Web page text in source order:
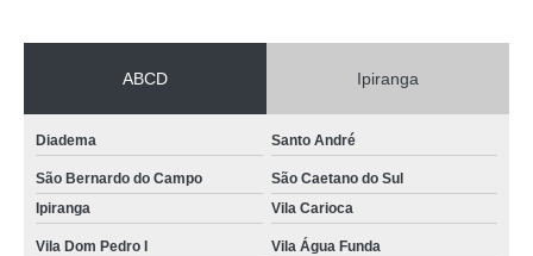
ABCD Ipiranga
Diadema Santo André
São Bernardo do Campo
São Caetano do Sul
Ipiranga
Vila Carioca
Vila Dom Pedro I Vila Água Funda